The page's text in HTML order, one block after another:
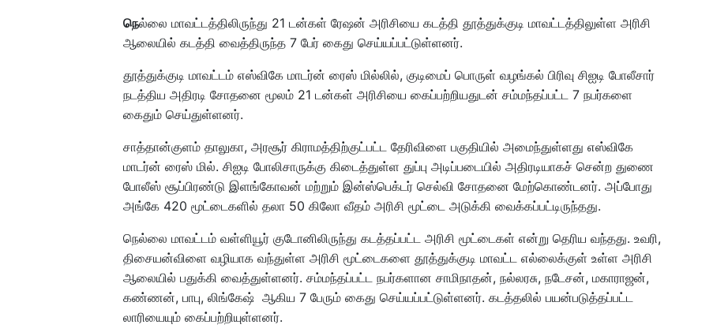
நெல்லை மாவட்டத்திலிருந்து 21 டன்கள் ரேஷன் அரிசியை கடத்தி தூத்துக்குடி மாவட்டத்திலுள்ள அரிசி
ஆலையில் கடத்தி வைத்திருந்த 7 பேர் கைது செய்யப்பட்டுள்ளனர்.
தூத்துக்குடி மாவட்டம் எஸ்விகே மாடர்ன் ரைஸ் மில்லில், குடிமைப் பொருள் வழங்கல் பிரிவு சிஐடி போலீசார்
நடத்திய அதிரடி சோதனை மூலம் 21 டன்கள் அரிசியை கைப்பற்றியதுடன் சம்மந்தப்பட்ட 7 நபர்களை
கைதும் செய்துள்ளனர்.
சாத்தான்குளம் தாலுகா, அரசூர் கிராமத்திற்குட்பட்ட தேரிவிளை பகுதியில் அமைந்துள்ளது எஸ்விகே
மாடர்ன் ரைஸ் மில். சிஐடி போலிசாருக்கு கிடைத்துள்ள துப்பு அடிப்படையில் அதிரடியாகச் சென்ற துணை
போலீஸ் சூப்பிரண்டு இளங்கோவன் மற்றும் இன்ஸ்பெக்டர் செல்வி சோதனை மேற்கொண்டனர். அப்போது
அங்கே 420 மூட்டைகளில் தலா 50 கிலோ வீதம் அரிசி மூட்டை அடுக்கி வைக்கப்பட்டிருந்தது.
நெல்லை மாவட்டம் வள்ளியூர் குடோனிலிருந்து கடத்தப்பட்ட அரிசி மூட்டைகள் என்று தெரிய வந்தது. உவரி,
திசையன்விளை வழியாக வந்துள்ள அரிசி மூட்டைகளை தூத்துக்குடி மாவட்ட எல்லைக்குள் உள்ள அரிசி
ஆலையில் பதுக்கி வைத்துள்ளனர். சம்மந்தப்பட்ட நபர்களான சாமிநாதன், நல்லரசு, நடேசன், மகாராஜன்,
கண்ணன், பாபு, லிங்கேஷ் ஆகிய 7 பேரும் கைது செய்யப்பட்டுள்ளனர். கடத்தலில் பயன்படுத்தப்பட்ட
லாரியையும் கைப்பற்றியுள்ளனர்.